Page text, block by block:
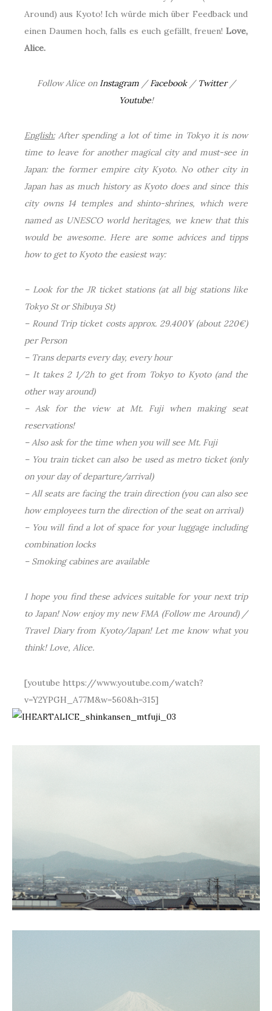
Around) aus Kyoto! Ich würde mich über Feedback und
einen Daumen hoch, falls es euch gefällt, freuen! Love,
Alice.
Follow Alice on Instagram/Facebook/ Twitter/
Youtube!
English:After spending a lot of time in Tokyo it is now
time to leave for another magical city and must-see in
Japan: the former empire city Kyoto. No other city in
Japan has as much history as Kyoto does and since this
city owns 14 temples and shinto-shrines, which were
named as UNESCO world heritages, we knew that this
would be awesome. Here are some advices and tipps
how to get to Kyoto the easiest way:
– Look for the JR ticket stations (at all big stations like
Tokyo St or Shibuya St)
– Round Trip ticket costs approx. 29.400¥ (about 220€)
per Person
– Trans departs every day, every hour
– It takes 2 1/2h to get from Tokyo to Kyoto (and the
other way around)
– Ask for the view at Mt. Fuji when making seat
reservations!
– Also ask for the time when you will see Mt. Fuji
– You train ticket can also be used as metro ticket (only
on your day of departure/arrival)
– All seats are facing the train direction (you can also see
how employees turn the direction of the seat on arrival)
– You will find a lot of space for your luggage including
combination locks
– Smoking cabines are available
I hope you find these advices suitable for your next trip
to Japan! Now enjoy my new FMA (Follow me Around) /
Travel Diary from Kyoto/Japan! Let me know what you
think! Love, Alice.
[youtube https://www.youtube.com/watch?
v=Y2YPGH_A77M&w=560&h=315]